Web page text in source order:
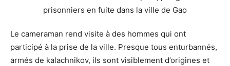
Le cameraman rend visite à des hommes qui ont
participé à la prise de la ville. Presque tous enturbannés,
armés de kalachnikov, ils sont visiblement d’origines et